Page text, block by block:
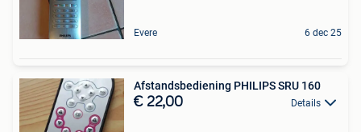
Evere 6 dec 25
Afstandsbediening PHILIPS SRU 160
€ 22,00 Details